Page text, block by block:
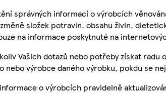
správných informací o výrobcích
složek potravin, obsahu živin,
na informace poskytnuté na
Vašich dotazů nebo potřeby získat
nebo výrobce daného výrobku, pokdu se
o výrobcích pravidelně